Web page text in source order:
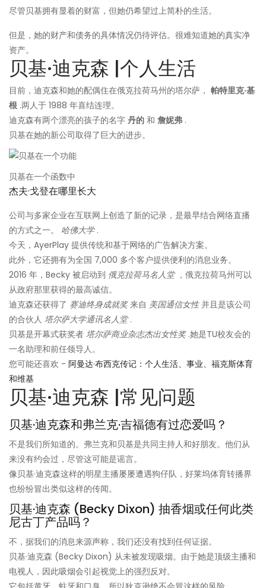
尽管贝基拥有显着的财富，但她仍希望过上简朴的生活。
但是，她的财产和债务的具体情况仍待评估。很难知道她的真实净
资产。
贝基·迪克森 |个人生活
目前，迪克森和她的配偶住在俄克拉荷马州的塔尔萨， 帕特里克·基
根 .两人于 1988 年喜结连理。
迪克森有两个漂亮的孩子的名字 丹的 和 詹妮弗 .
贝基在她的新公司取得了巨大的进步。
贝基在一个函数中
杰夫·戈登在哪里长大
公司与多家企业在互联网上创造了新的记录，是最早结合网络直播
的方式之一。
哈佛大学 .
今天，AyerPlay 提供传统和基于网络的广告解决方案。
此外，它还拥有为全国 7,000 多个客户提供便利的消息业务。
2016 年，Becky 被启动到 俄克拉荷马名人堂 ，俄克拉荷马州可以
从政府那里获得的最高诚信。
迪克森还获得了 赛迪终身成就奖 来自 美国通信女性 并且是该公司
的合伙人 塔尔萨大学通讯名人堂 .
贝基是开幕式获奖者 塔尔萨商业杂志杰出女性奖.她是TU校友会的
一名助理和前任领导人。
您可能还喜欢 - 阿曼达·布西克传记：个人生活、事业、福克斯体育
和维基
贝基·迪克森 |常见问题
贝基·迪克森和弗兰克·吉福德有过恋爱吗？
不是我们所知道的。弗兰克和贝基是共同主持人和好朋友。他们从
来没有约会过，尽管这可能是谣言。
像贝基·迪克森这样的明星主播屡屡遭遇狗仔队，好莱坞体育转播界
也纷纷冒出类似这样的传闻。
贝基·迪克森 (Becky Dixon) 抽香烟或任何此类
尼古丁产品吗？
不，据我们的消息来源声称，我们还没有找到任何证据。
贝基·迪克森 (Becky Dixon) 从未被发现吸烟。由于她是顶级主播和
电视人，因此吸烟会引起视觉上的强烈反对。